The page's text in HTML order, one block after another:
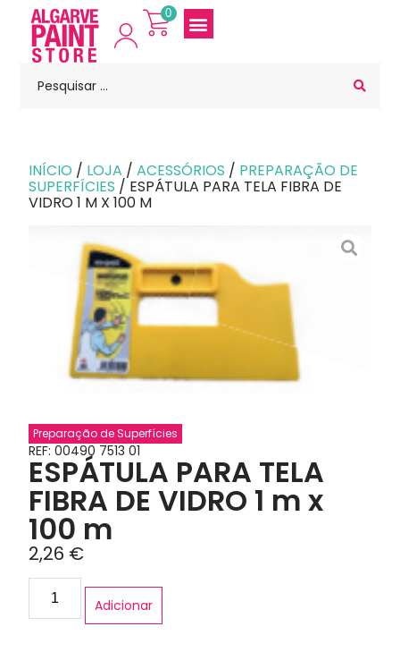
0
INÍCIO / LOJA /ACESSÓRIOS / PREPARAÇÃO DE
SUPERFÍCIES / ESPÁTULA PARA TELA FIBRA DE
VIDRO 1 M X 100 M
Preparação de Superfícies
REF: 00490 7513 01
ESPÁTULA PARA TELA
FIBRA DE VIDRO 1 m x
100 m
2,26 €
Adicionar